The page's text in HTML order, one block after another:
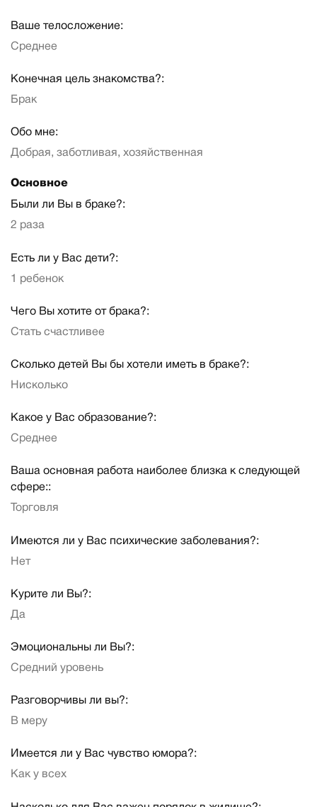
Ваше телосложение:
Среднее
Конечная цель знакомства?:
Брак
Обо мне:
Добрая, заботливая, хозяйственная
Основное
Были ли Вы в браке?:
2 раза
Есть ли у Вас дети?:
1 ребенок
Чего Вы хотите от брака?:
Стать счастливее
Сколько детей Вы бы хотели иметь в браке?:
Нисколько
Какое у Вас образование?:
Среднее
Ваша основная работа наиболее близка к следующей
сфере::
Торговля
Имеются ли у Вас психические заболевания?:
Нет
Курите ли Вы?:
Да
Эмоциональны ли Вы?:
Средний уровень
Разговорчивы ли вы?:
В меру
Имеется ли у Вас чувство юмора?:
Как у всех